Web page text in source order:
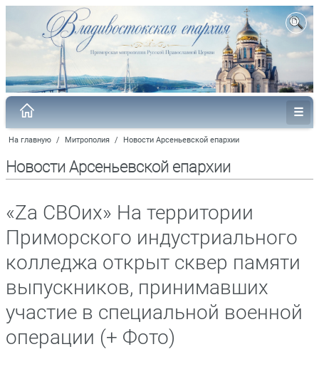
На главную / Митрополия / Новости Арсеньевской епархии
Новости Арсеньевской епархии
«Zа СВОих» На территории
Приморского индустриального
колледжа открыт сквер памяти
выпускников, принимавших
участие в специальной военной
операции (+ Фото)